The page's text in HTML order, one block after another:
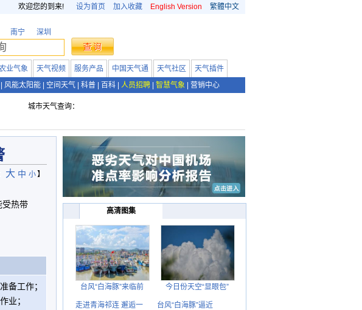
欢迎您的到来! 设为首页 加入收藏 English Version 繁體中文
南宁 深圳
业气象 天气视频 服务产品 中国天气通 天气社区
天气插件
风能太阳能 空间天气 科普 百科 人员招聘 智慧气象 营销中心
城市天气查询：
大 中 小】
受热带
备工作；
业；
高清图集
台风“白海豚”来临前 今日份天空“显眼包”
走进青海祁连 邂逅一
台风“白海豚”逼近